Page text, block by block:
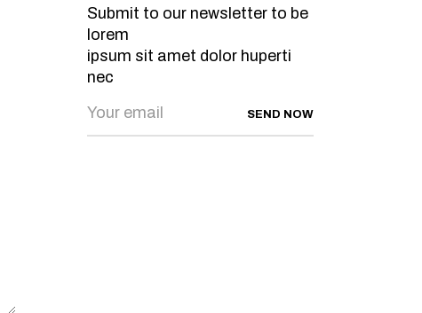
Submit to our newsletter to be
lorem
ipsum sit amet dolor huperti
nec
SEND NOW